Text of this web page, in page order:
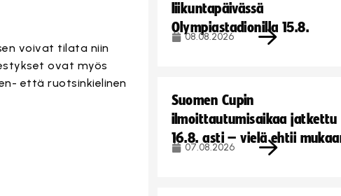
voivat tilata niin
ovat myös
että ruotsinkielinen
liikuntapäivässä
Olympiastadionilla 15.8.
08.08.2026
Suomen Cupin
ilmoittautumisaikaa jatkettu
16.8. asti – vielä ehtii
07.08.2026